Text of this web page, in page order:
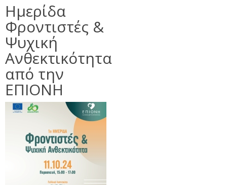
Ημερίδα
Φροντιστές &
Ψυχική
Ανθεκτικότητα
από την
ΕΠΙΟΝΗ